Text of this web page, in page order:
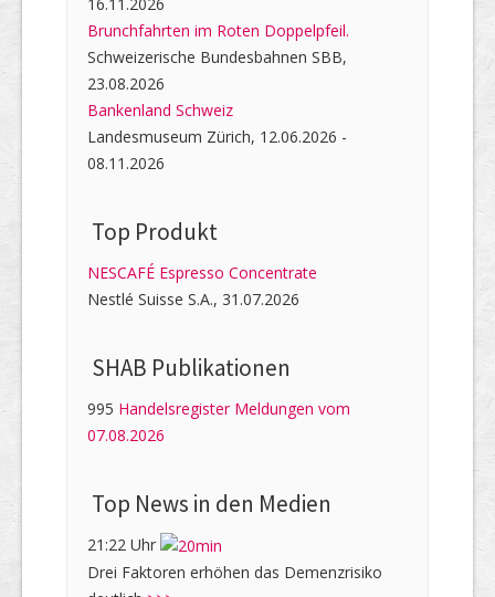
Brunchfahrten im Roten Doppelpfeil.
Schweizerische Bundesbahnen SBB,
23.08.2026
Bankenland Schweiz
Landesmuseum Zürich, 12.06.2026 -
08.11.2026
Top Produkt
NESCAFÉ Espresso Concentrate
Nestlé Suisse S.A., 31.07.2026
SHAB Publi­kati­onen
995 Handelsregister Meldungen vom
07.08.2026
Top News in den Medien
21:22 Uhr
Drei Faktoren erhöhen das Demenzrisiko